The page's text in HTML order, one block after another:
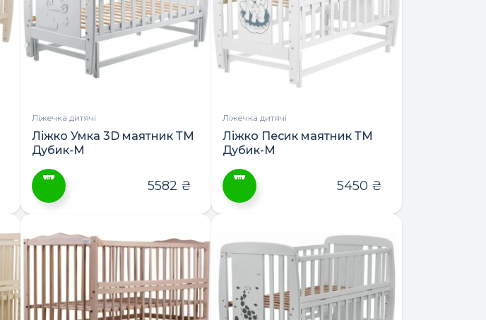
можна
вибрати
на
сторінці
можна
вибрати
сторінці
товару
Ліжечка дитячі
Ліжко Умка 3D маятник ТМ
Дубик-М
має
Параметри
можна
5582 ₴
Ліжечка дитячі
Ліжко Песик маятник ТМ
Дубик-М
має
кілька
варіантів.
Параметри
можна
5450 ₴